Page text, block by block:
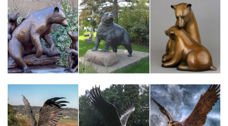
часами "Собака Сэр Джон". E91620.
Статуэтки собак | МЕНЮ МАГАЗИНА
Собака 2118_GE. Фигурка собаки символизирует собой…
2600,00 руб. Описание товара. Рейтинг: Нет рейтинга. Собака
2122_GE.Посетите раздел ссылок в котором можно выбрать
подходящую социальную сеть . Присоединяйтесь…
Статуэтки и аксессуары AroraDesign | Каталог
Как известно, символ 2018 года – Желтая Собака, поэтому и
статуэтки собак в качестве новогоднего подарка очень